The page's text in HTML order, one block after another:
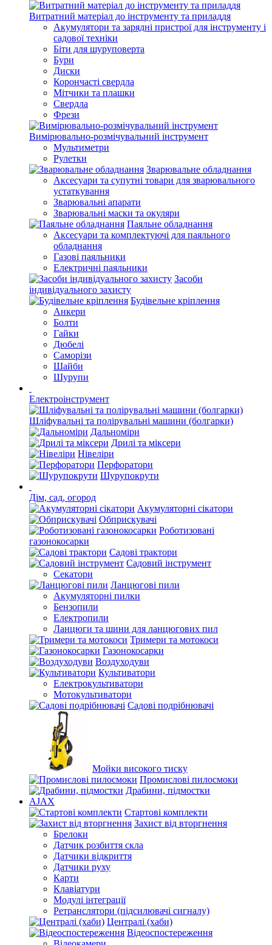
Витратний матеріал до інструменту та приладдя
Акумулятори та зарядні пристрої для інструменту і
садової техніки
Біти для шуруповерта
Бури
Диски
Корончасті свердла
Мітчики та плашки
Свердла
Фрези
Вимірювально-розмічувальний інструмент
Мультиметри
Рулетки
Зварювальне обладнання
Аксесуари та супутні товари для зварювального
устаткування
Зварювальні апарати
Зварювальні маски та окуляри
Паяльне обладнання
Аксесуари та комплектуючі для паяльного
обладнання
Газові паяльники
Електричні паяльники
Засоби
індивідуального захисту
Будівельне кріплення
Анкери
Болти
Гайки
Дюбелі
Саморізи
Шайби
Шурупи
Електроінструмент
Шліфувальні та полірувальні машини (болгарки)
Дальноміри
Дрилі та міксери
Нівеліри
Перфоратори
Шурупокрути
Дім, сад, огород
Акумуляторні сікатори
Обприскувачі
Роботизовані
газонокосарки
Садові трактори
Садовий інструмент
Секатори
Ланцюгові пили
Акумуляторні пилки
Бензопили
Електропили
Ланцюги та шини для ланцюгових пил
Тримери та мотокоси
Газонокосарки
Воздуходуви
Культиватори
Електрокультиватори
Мотокультиватори
Садові подрібнювачі
Мойки високого тиску
Промислові пилосмоки
Драбини, підмостки
AJAX
Стартові комплекти
Захист від вторгнення
Брелоки
Датчик розбиття скла
Датчики відкриття
Датчики руху
Карти
Клавіатури
Модулі інтеграції
Ретранслятори (підсилювачі сигналу)
Централі (хаби)
Відеоспостереження